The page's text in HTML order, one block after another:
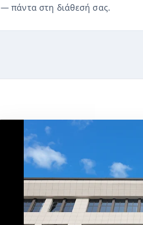
— πάντα στη διάθεσή σας.